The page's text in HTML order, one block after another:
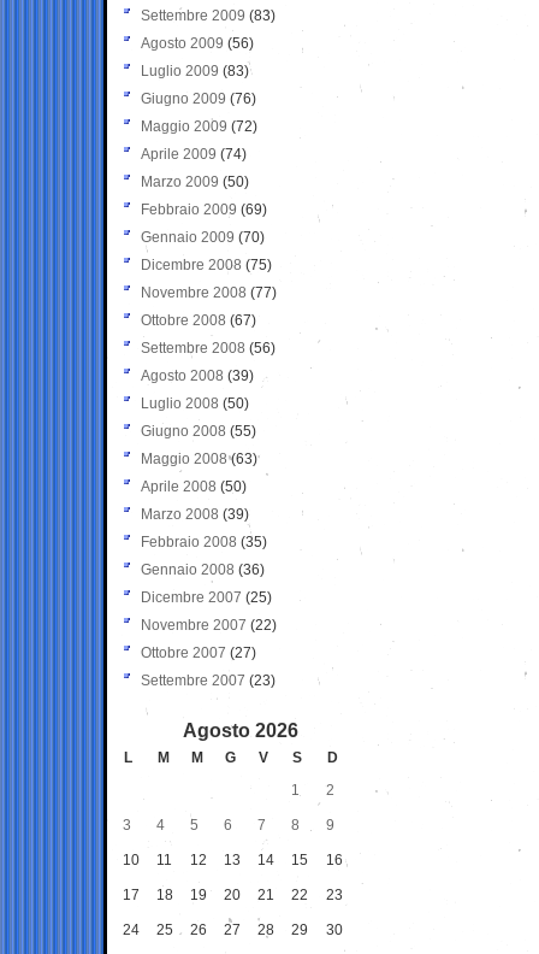
Settembre 2009 (83)
Agosto 2009 (56)
Luglio 2009 (83)
Giugno 2009 (76)
Maggio 2009 (72)
Aprile 2009 (74)
Marzo 2009 (50)
Febbraio 2009 (69)
Gennaio 2009 (70)
Dicembre 2008 (75)
Novembre 2008 (77)
Ottobre 2008 (67)
Settembre 2008 (56)
Agosto 2008 (39)
Luglio 2008 (50)
Giugno 2008 (55)
Maggio 2008(63)
Aprile 2008 (50)
Marzo 2008 (39)
Febbraio 2008 (35)
Gennaio 2008 (36)
Dicembre 2007 (25)
Novembre 2007 (22)
Ottobre 2007 (27)
Settembre 2007 (23)
Agosto 2026
L M M G V S
D
1
2
3 4 5 6 7 8 9
10 11 12 13 14 15 16
17 18 19 20 21 22 23
24 25 26 27 28 29 30